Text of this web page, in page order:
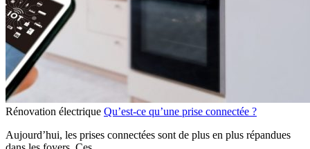
Rénovation électrique Qu’est-ce qu’une prise connectée ?
Aujourd’hui, les prises connectées sont de plus en plus répandues